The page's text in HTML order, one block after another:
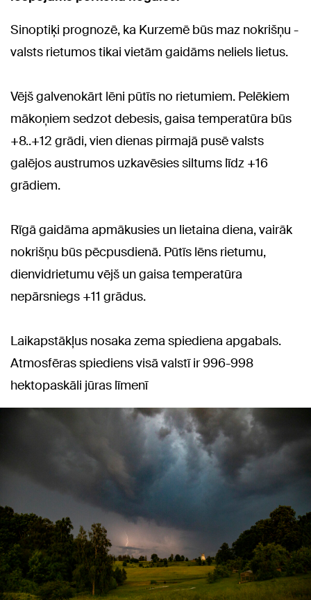
Sinoptiķi prognozē, ka Kurzemē būs maz nokrišņu -
valsts rietumos tikai vietām gaidāms neliels lietus.
Vējš galvenokārt lēni pūtīs no rietumiem. Pelēkiem
mākoņiem sedzot debesis, gaisa temperatūra būs
+8..+12 grādi, vien dienas pirmajā pusē valsts
galējos austrumos uzkavēsies siltums līdz +16
grādiem.
Rīgā gaidāma apmākusies un lietaina diena, vairāk
nokrišņu būs pēcpusdienā. Pūtīs lēns rietumu,
dienvidrietumu vējš un gaisa temperatūra
nepārsniegs +11 grādus.
Laikapstākļus nosaka zema spiediena apgabals.
Atmosfēras spiediens visā valstī ir 996-998
hektopaskāli jūras līmenī